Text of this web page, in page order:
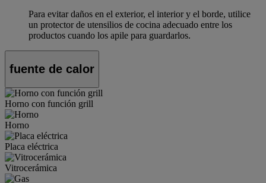
Para evitar daños en el exterior, el interior y el borde, utilice
un protector de utensilios de cocina adecuado entre los
productos cuando los apile para guardarlos.
fuente de calor
Horno con función grill
Horno
Placa eléctrica
Vitrocerámica